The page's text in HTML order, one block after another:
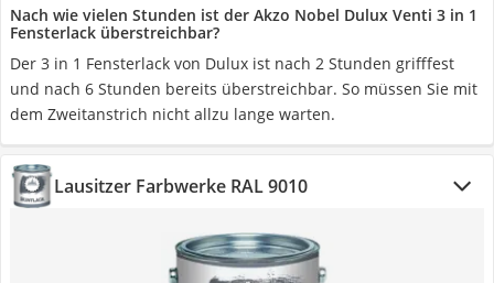
Nach wie vielen Stunden ist der Akzo Nobel Dulux Venti 3 in 1
Fensterlack überstreichbar?
Der 3 in 1 Fensterlack von Dulux ist nach 2 Stunden grifffest
und nach 6 Stunden bereits überstreichbar. So müssen Sie mit
dem Zweitanstrich nicht allzu lange warten.
Lausitzer Farbwerke RAL 9010